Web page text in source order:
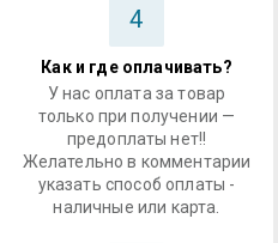
4
Как и где оплачивать?
У нас оплата за товар
только при получении —
предоплаты нет!!
Желательно в комментарии
указать способ оплаты -
наличные или карта.